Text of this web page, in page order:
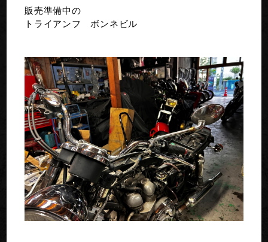
販売準備中の
トライアンフ ボンネビル